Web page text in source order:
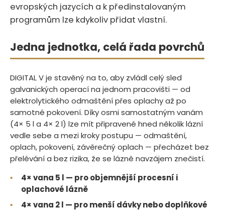
evropských jazycích a k předinstalovaným
programům lze kdykoliv přidat vlastní.
Jedna jednotka, celá řada povrchů
DIGITAL V je stavěný na to, aby zvládl celý sled
galvanických operací na jednom pracovišti — od
elektrolytického odmaštění přes oplachy až po
samotné pokovení. Díky osmi samostatným vanám
(4× 5 l a 4× 2 l) lze mít připravené hned několik lázní
vedle sebe a mezi kroky postupu — odmaštění,
oplach, pokovení, závěrečný oplach — přecházet bez
přelévání a bez rizika, že se lázně navzájem znečistí.
▪
4× vana 5 l — pro objemnější procesní i
oplachové lázně
▪
4× vana 2 l — pro menší dávky nebo doplňkové